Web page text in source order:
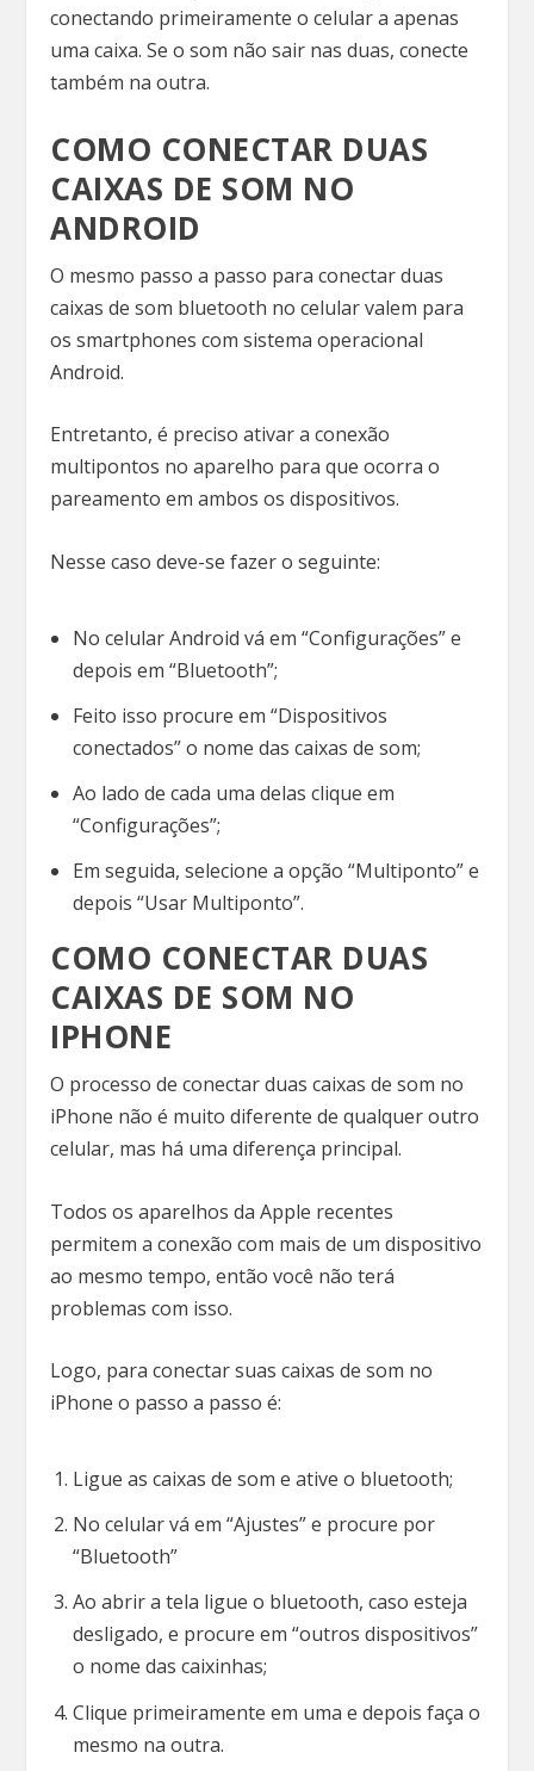
conectando primeiramente o celular a apenas
uma caixa. Se o som não sair nas duas, conecte
também na outra.
COMO CONECTAR DUAS
CAIXAS DE SOM NO
ANDROID
O mesmo passo a passo para conectar duas
caixas de som bluetooth no celular valem para
os smartphones com sistema operacional
Android.
Entretanto, é preciso ativar a conexão
multipontos no aparelho para que ocorra o
pareamento em ambos os dispositivos.
Nesse caso deve-se fazer o seguinte:
No celular Android vá em “Configurações” e
depois em “Bluetooth”;
Feito isso procure em “Dispositivos
conectados” o nome das caixas de som;
Ao lado de cada uma delas clique em
“Configurações”;
Em seguida, selecione a opção “Multiponto” e
depois “Usar Multiponto”.
COMO CONECTAR DUAS
CAIXAS DE SOM NO
IPHONE
O processo de conectar duas caixas de som no
iPhone não é muito diferente de qualquer outro
celular, mas há uma diferença principal.
Todos os aparelhos da Apple recentes
permitem a conexão com mais de um dispositivo
ao mesmo tempo, então você não terá
problemas com isso.
Logo, para conectar suas caixas de som no
iPhone o passo a passo é:
Ligue as caixas de som e ative o bluetooth;
No celular vá em “Ajustes” e procure por
“Bluetooth”
Ao abrir a tela ligue o bluetooth, caso esteja
desligado, e procure em “outros dispositivos”
o nome das caixinhas;
Clique primeiramente em uma e depois faça o
mesmo na outra.